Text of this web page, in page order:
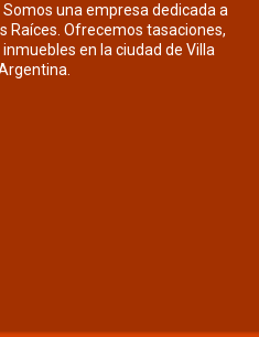
Somos una empresa dedicada a
Raíces. Ofrecemos tasaciones,
en la ciudad de Villa